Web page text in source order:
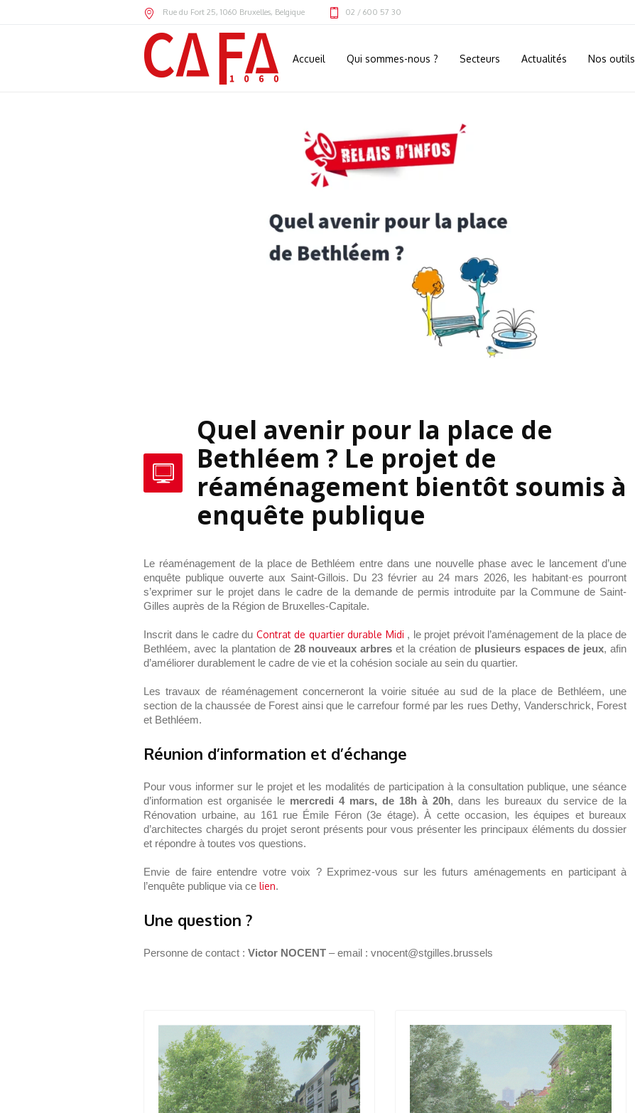
Rue du Fort 25, 1060 Bruxelles, Belgique 02 / 600 57 30
Accueil Qui sommes-nous ? Secteurs Actualités Nos outils
Quel avenir pour la place de
Bethléem ? Le projet de
réaménagement bientôt soumis à
enquête publique
Le réaménagement de la place de Bethléem entre dans une nouvelle phase avec le lancement d’une
enquête publique ouverte aux Saint-Gillois. Du 23 février au 24 mars 2026, les habitant·es pourront
s’exprimer sur le projet dans le cadre de la demande de permis introduite par la Commune de Saint-
Gilles auprès de la Région de Bruxelles-Capitale.
Inscrit dans le cadre du Contrat de quartier durable Midi , le projet prévoit l’aménagement de la place de
Bethléem, avec la plantation de 28 nouveaux arbres et la création de plusieurs espaces de jeux, afin
d’améliorer durablement le cadre de vie et la cohésion sociale au sein du quartier.
Les travaux de réaménagement concerneront la voirie située au sud de la place de Bethléem, une
section de la chaussée de Forest ainsi que le carrefour formé par les rues Dethy, Vanderschrick, Forest
et Bethléem.
Réunion d’information et d’échange
Pour vous informer sur le projet et les modalités de participation à la consultation publique, une séance
d’information est organisée le mercredi 4 mars, de 18h à 20h, dans les bureaux du service de la
Rénovation urbaine, au 161 rue Émile Féron (3e étage). À cette occasion, les équipes et bureaux
d’architectes chargés du projet seront présents pour vous présenter les principaux éléments du dossier
et répondre à toutes vos questions.
Envie de faire entendre votre voix ? Exprimez-vous sur les futurs aménagements en participant à
l’enquête publique via celien.
Une question ?
Personne de contact :Victor NOCENT – email : vnocent@stgilles.brussels